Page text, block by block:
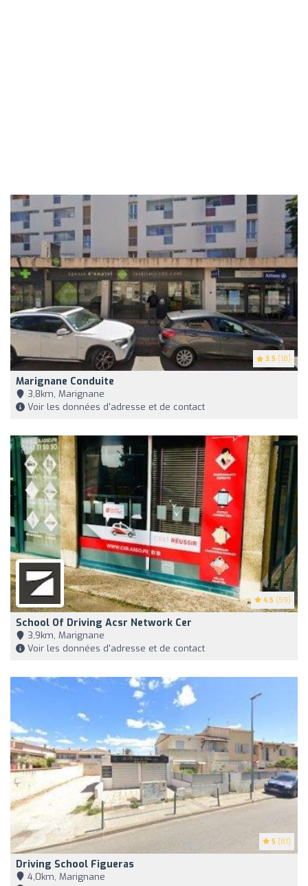
3.5 (18)
Marignane Conduite
3,8km, Marignane
Voir les données d'adresse et de contact
4.5 (59)
School Of Driving Acsr Network Cer
3,9km, Marignane
Voir les données d'adresse et de contact
5 (81)
Driving School Figueras
4,0km, Marignane